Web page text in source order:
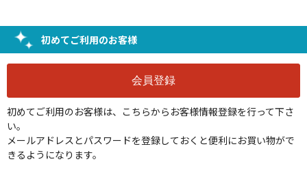
初めてご利用のお客様
初めてご利用のお客様は、こちらからお客様情報登録を行って下さ
い。
メールアドレスとパスワードを登録しておくと便利にお買い物がで
きるようになります。